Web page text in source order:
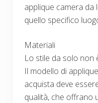
applique camera da
quello specifico
Materiali
Lo stile da solo non
Il modello di
acquista deve
qualità, che offrano